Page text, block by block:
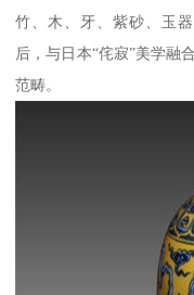
竹、木、牙、紫砂、玉
后，与日本“侘寂”美学融
范畴。